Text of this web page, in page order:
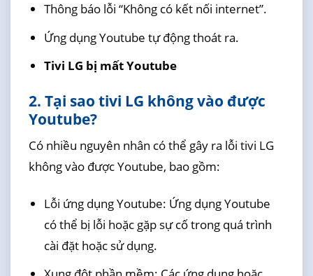
Thông báo lỗi “Không có kết nối internet”.
Ứng dụng Youtube tự động thoát ra.
Tivi LG bị mất Youtube
2. Tại sao tivi LG không vào được
Youtube?
Có nhiều nguyên nhân có thể gây ra lỗi tivi LG
không vào được Youtube, bao gồm:
Lỗi ứng dụng Youtube: Ứng dụng Youtube
có thể bị lỗi hoặc gặp sự cố trong quá trình
cài đặt hoặc sử dụng.